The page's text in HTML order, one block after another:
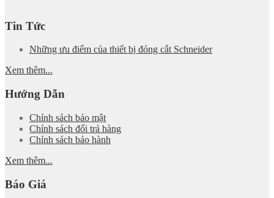
Tin Tức
Những ưu điểm của thiết bị đóng cắt Schneider
Xem thêm...
Hướng Dẫn
Chính sách bảo mật
Chính sách đổi trả hàng
Chính sách bảo hành
Xem thêm...
Báo Giá